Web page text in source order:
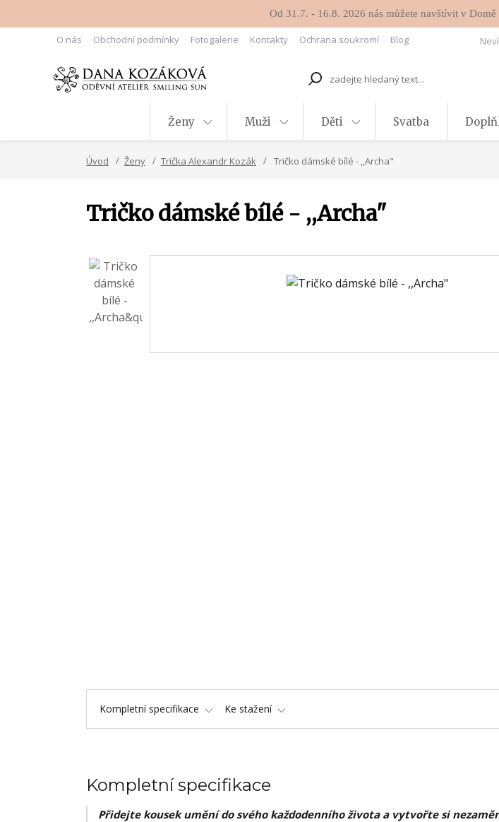
Od 31.7. - 16.8. 2026 nás můžete navštívit v
O nás Obchodní podmínky Fotogalerie Kontakty Ochrana soukromí Blog
Ženy Muži Děti Svatba
Úvod Ženy Trička Alexandr Kozák Tričko dámské bílé - ,,Archa"
Tričko dámské bílé - ,,Archa"
Kompletní specifikace Ke stažení
Kompletní specifikace
Přidejte kousek umění do svého každodenního života a vytvořte si